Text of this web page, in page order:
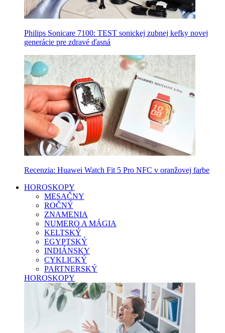
Philips Sonicare 7100: TEST sonickej zubnej kefky novej
generácie pre zdravé ďasná
Recenzia: Huawei Watch Fit 5 Pro NFC v oranžovej farbe
HOROSKOPY
MESAČNY
ROČNÝ
ZNAMENIA
NUMERO A MÁGIA
KELTSKÝ
EGYPTSKÝ
INDIÁNSKY
CYKLICKÝ
PARTNERSKÝ
HOROSKOPY